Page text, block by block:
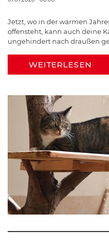
Jetzt, wo in der warmen
offensteht, kann auch deine
ungehindert nach draußen
WEITERLESEN